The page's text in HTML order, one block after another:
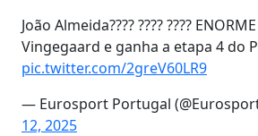
João Almeida???? ???? ????
Vingegaard e ganha a etapa 4 do
pic.twitter.com/2greV60LR9
— Eurosport Portugal
12, 2025